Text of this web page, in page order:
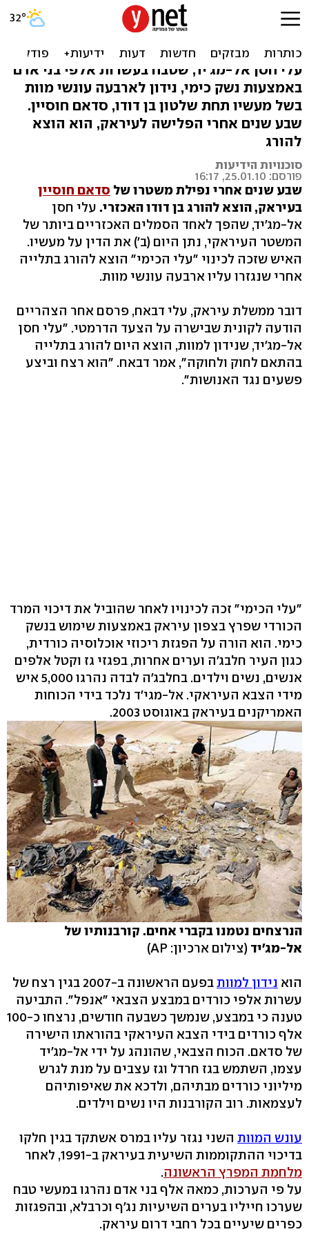
עיראק: "עלי הכימי" הוצא
להורג בתלייה
עלי חסן אל-מג'יד, שטבח בעשרות אלפי בני אדם
באמצעות נשק כימי, נידון לארבעה עונשי מוות
בשל מעשיו תחת שלטון בן דודו, סדאם חוסיין.
שבע שנים אחרי הפלישה לעיראק, הוא הוצא
להורג
סוכנויות הידיעות
פורסם: 25.01.10, 16:17
שבע שנים אחרי נפילת משטרו של סדאם חוסיין
בעיראק, הוצא להורג בן דודו האכזרי. עלי חסן
אל-מג'יד, שהפך לאחד הסמלים האכזריים ביותר של
המשטר העיראקי, נתן היום (ב') את הדין על מעשיו.
האיש שזכה לכינוי "עלי הכימי" הוצא להורג בתלייה
אחרי שנגזרו עליו ארבעה עונשי מוות.
דובר ממשלת עיראק, עלי דבאח, פרסם אחר הצהריים
הודעה לקונית שבישרה על הצעד הדרמטי. "עלי חסן
אל-מג'יד, שנידון למוות, הוצא היום להורג בתלייה
בהתאם לחוק ולחוקה", אמר דבאח. "הוא רצח וביצע
פשעים נגד האנושות".
"עלי הכימי" זכה לכינויו לאחר שהוביל את דיכוי המרד
הכורדי שפרץ בצפון עיראק באמצעות שימוש בנשק
כימי. הוא הורה על הפגזת ריכוזי אוכלוסיה כורדית,
כגון העיר חלבג'ה וערים אחרות, בפגזי גז וקטל אלפים
אנשים, נשים וילדים. בחלבג'ה לבדה נהרגו 5,000 איש
מידי הצבא העיראקי. אל-מגי'ד נלכד בידי הכוחות
האמריקנים בעיראק באוגוסט 2003.
הנרצחים נטמנו בקברי אחים. קורבנותיו של
אל-מג'יד (צילום ארכיון: AP)
הוא נידון למוות
בפעם הראשונה ב-2007 בגין רצח של
עשרות אלפי כורדים במבצע הצבאי "אנפל". התביעה
טענה כי במבצע, שנמשך כשבעה חודשים, נרצחו כ-100
אלף כורדים בידי הצבא העיראקי בהוראתו הישירה
של סדאם. הכוח הצבאי, שהונהג על ידי אל-מג'יד
עצמו, השתמש בגז חרדל וגז עצבים על מנת לגרש
מיליוני כורדים מבתיהם, ולדכא את שאיפותיהם
לעצמאות. רוב הקורבנות היו נשים וילדים.
עונש המוות השני נגזר עליו במרס אשתקד בגין חלקו
בדיכוי ההתקוממות השיעית בעיראק ב-1991, לאחר
מלחמת המפרץ הראשונה.
על פי הערכות, כמאה אלף בני אדם נהרגו במעשי טבח
שערכו חייליו בערים השיעיות נג'ף וכרבלא, ובהפגזות
כפרים שיעיים בכל רחבי דרום עיראק.